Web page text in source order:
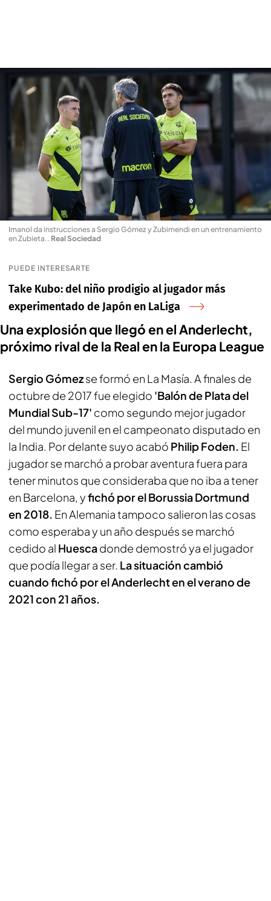
Imanol da instrucciones a Sergio Gómez y Zubimendi en un entrenamiento
en Zubieta.. Real Sociedad
PUEDE INTERESARTE
Take Kubo: del niño prodigio al jugador más
experimentado de Japón en LaLiga
Una explosión que llegó en el Anderlecht,
próximo rival de la Real en la Europa League
Sergio Gómezse formó en La Masía. A finales de
octubre de 2017 fue elegido 'Balón de Plata del
Mundial Sub-17' como segundo mejor jugador
del mundo juvenil en el campeonato disputado en
la India. Por delante suyo acabó Philip Foden. El
jugador se marchó a probar aventura fuera para
tener minutos que consideraba que no iba a tener
en Barcelona, yfichó por el Borussia Dortmund
en 2018. En Alemania tampoco salieron las cosas
como esperaba y un año después se marchó
cedido al Huescadonde demostró ya el jugador
que podía llegar a ser. La situación cambió
cuando fichó por el Anderlecht en el verano de
2021 con 21 años.